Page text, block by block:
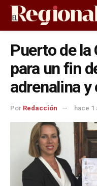
Puerto de la
para un fin
adrenalina
Por Redacción hace 1